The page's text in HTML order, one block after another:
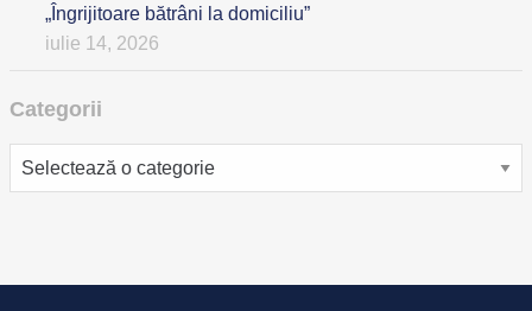
„Îngrijitoare bătrâni la domiciliu”
iulie 14, 2026
Categorii
Categorii